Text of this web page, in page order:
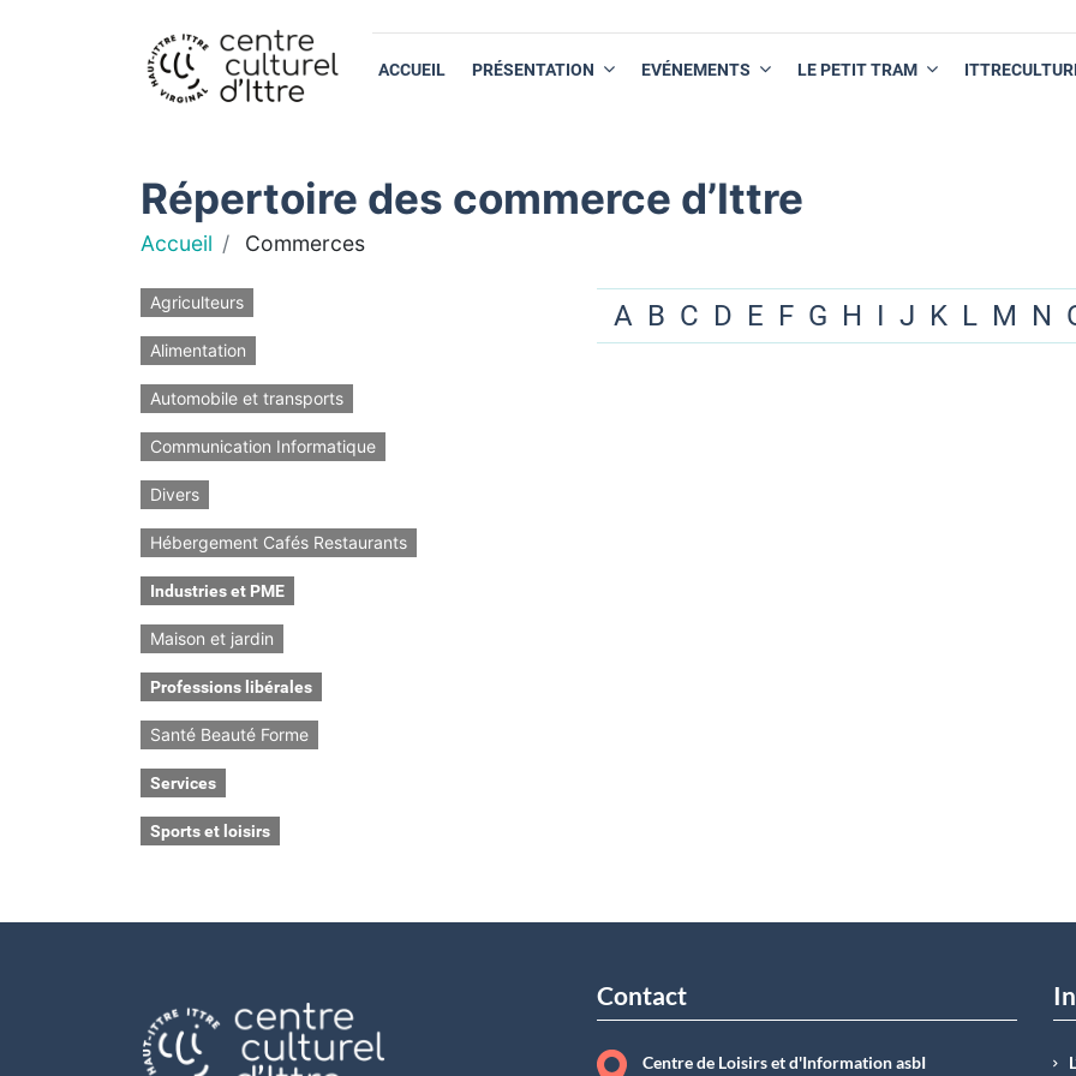
ACCUEIL PRÉSENTATION EVÉNEMENTS LE PETIT TRAM
Répertoire des commerce d’Ittre
Accueil Commerces
Agriculteurs
Alimentation
Automobile et transports
Communication Informatique
Divers
Hébergement Cafés Restaurants
Industries et PME
Maison et jardin
Professions libérales
Santé Beauté Forme
Services
Sports et loisirs
A B C D E F G H I J K L M N
Contact
Centre de Loisirs et d'Information asbI